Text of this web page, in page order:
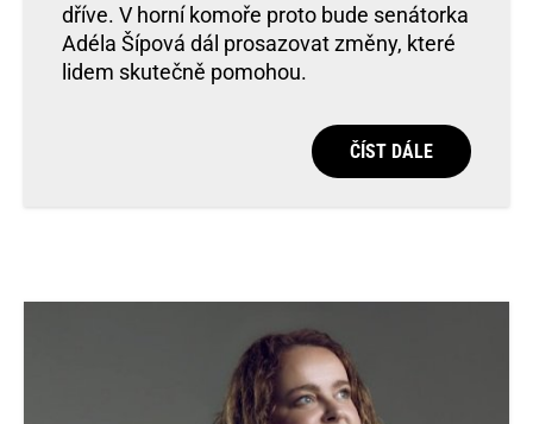
dříve. V horní komoře proto bude senátorka
Adéla Šípová dál prosazovat změny, které
lidem skutečně pomohou.
ČÍST DÁLE